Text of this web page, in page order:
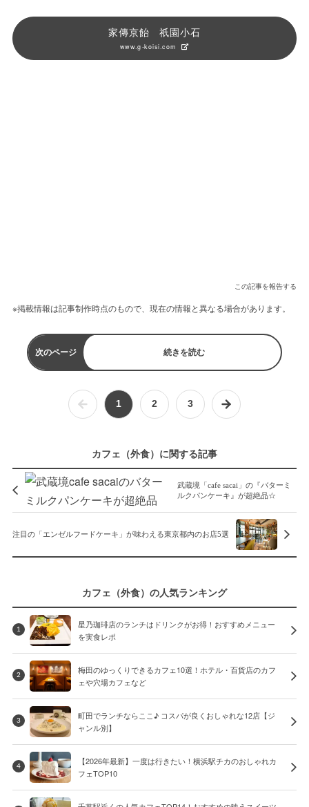
家傳京飴 祇園小石
www.g-koisi.com
この記事を報告する
※掲載情報は記事制作時点のもので、現在の情報と異なる場合があります。
次のページ 続きを読む
1 2 3
カフェ（外食）に関する記事
武蔵境「cafe sacai」の『バターミ
ルクパンケーキ』が超絶品☆
注目の「エンゼルフードケーキ」が味わえる東京都内のお店5選
カフェ（外食）の人気ランキング
1
星乃珈琲店のランチはドリンクがお得！おすすめメニュー
を実食レポ
2
梅田のゆっくりできるカフェ10選！ホテル・百貨店のカフ
ェや穴場カフェなど
3
町田でランチならここ♪ コスパが良くおしゃれな12店【ジ
ャンル別】
4
【2026年最新】一度は行きたい！横浜駅チカのおしゃれカ
フェTOP10